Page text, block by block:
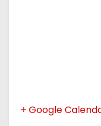
+ Google